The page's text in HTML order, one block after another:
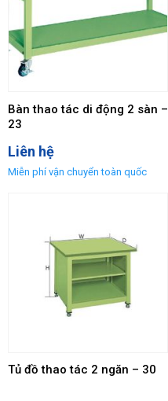
Bàn thao tác di động 2 sàn –
23
Liên hệ
Tủ đồ thao tác 2 ngăn – 30